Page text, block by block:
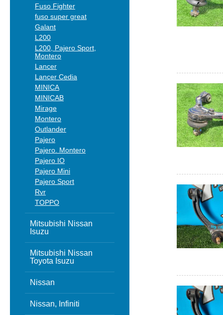
Fuso Fighter
fuso super great
Galant
L200
L200, Pajero Sport,
Montero
Lancer
Lancer Cedia
MINICA
MINICAB
Mirage
Montero
Outlander
Pajero
Pajero. Montero
Pajero IO
Pajero Mini
Pajero Sport
Rvr
TOPPO
Mitsubishi Nissan
Isuzu
Mitsubishi Nissan
Toyota Isuzu
Nissan
Nissan, Infiniti